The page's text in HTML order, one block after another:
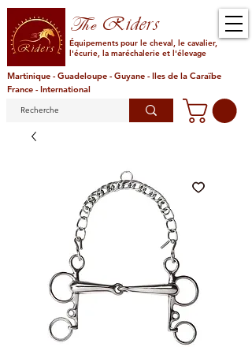
TheRiders
Équipements pour le cheval, le cavalier,
l'écurie, la maréchalerie et l'élevage
Martinique - Guadeloupe - Guyane - Iles de la Caraïbe
France - International